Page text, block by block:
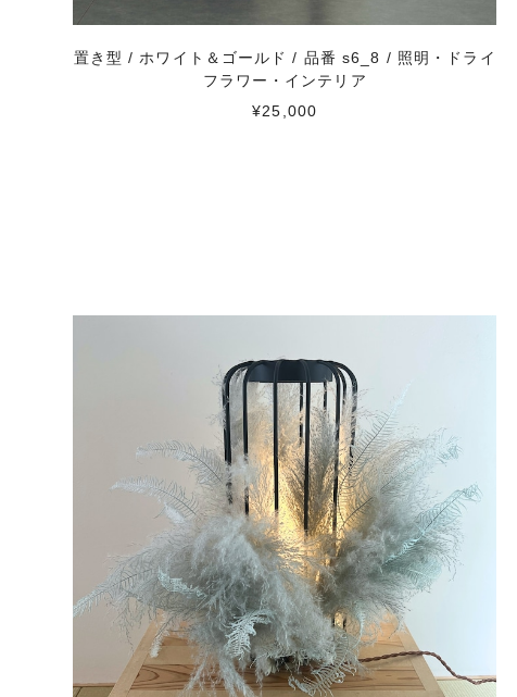
置き型 / ホワイト＆ゴールド / 品番 s6_8 / 照明・ドライ
フラワー・インテリア
¥25,000